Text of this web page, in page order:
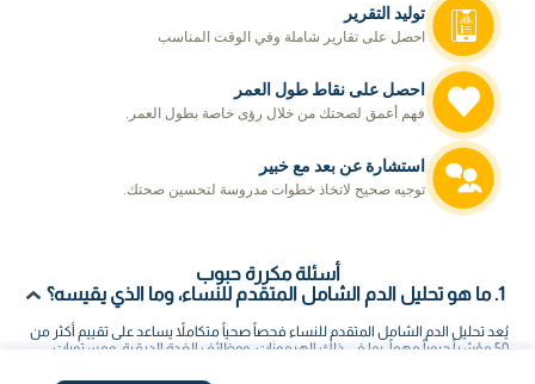
توليد التقرير
احصل على تقارير شاملة وفي الوقت المناسب
احصل على نقاط طول العمر
فهم أعمق لصحتك من خلال رؤى خاصة بطول العمر.
استشارة عن بعد مع خبير
توجيه صحيح لاتخاذ خطوات مدروسة لتحسين صحتك.
أسئلة مكررة حبوب
يُعد تحليل الدم الشامل المتقدم للنساء فحصاً صحياً متكاملاً يساعد على تقييم أكثر من
50 مؤشراً حيوياً مهماً، بما في ذلك الهرمونات، ووظائف الغدة الدرقية، ومستويات